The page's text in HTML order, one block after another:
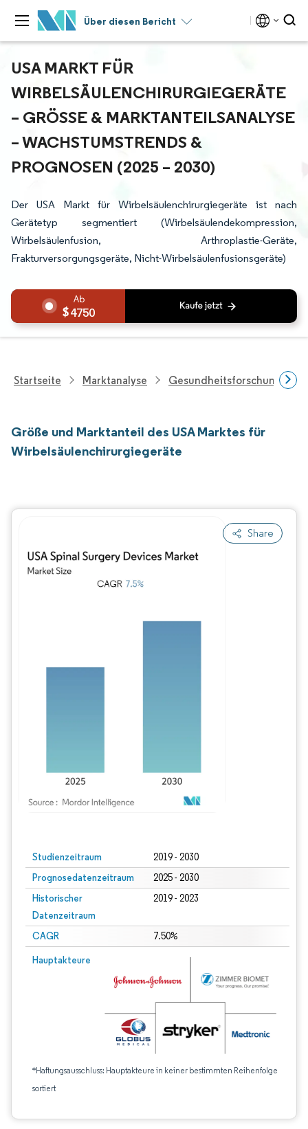
Über diesen Bericht
USA MARKT FÜR
WIRBELSÄULENCHIRURGIEGERÄTE
– GRÖSSE & MARKTANTEILSANALYSE –
WACHSTUMSTRENDS & P
ROGNOSEN (2025 – 2030)
Der USA Markt für Wirbelsäulenchirurgiegeräte ist nach
Gerätetyp segmentiert (Wirbelsäulendekompression,
Wirbelsäulenfusion, Arthroplastie-Geräte,
Frakturversorgungsgeräte, Nicht-Wirbelsäulenfusionsgeräte)
4750
Startseite Marktanalyse Gesundheitsforschung
Größe und Marktanteil des USA Marktes für
Wirbelsäulenchirurgiegeräte
Share
Studienzeitraum 2019 - 2030
Prognosedatenzeitraum 2025 - 2030
Historischer
Datenzeitraum
2019 - 2023
CAGR 7.50%
Hauptakteure
*Haftungsausschluss: Hauptakteure in keiner bestimmten Reihenfolge
sortiert